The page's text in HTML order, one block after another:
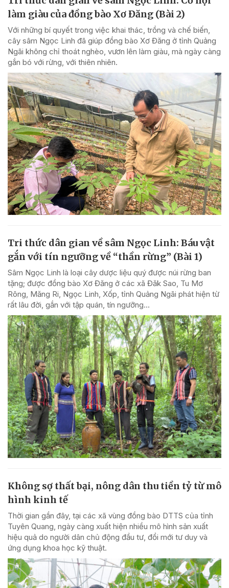
làm giàu của đồng bào Xơ Đăng (Bài 2)
Với những bí quyết trong việc khai thác, trồng và chế biến,
cây sâm Ngọc Linh đã giúp đồng bào Xơ Đăng ở tỉnh Quảng
Ngãi không chỉ thoát nghèo, vươn lên làm giàu, mà ngày càng
gắn bó với rừng, với thiên nhiên.
Tri thức dân gian về sâm Ngọc Linh: Báu vật
gắn với tín ngưỡng về “thần rừng” (Bài 1)
Sâm Ngọc Linh là loại cây dược liệu quý được núi rừng ban
tặng; được đồng bào Xơ Đăng ở các xã Đăk Sao, Tu Mơ
Rông, Măng Ri, Ngọc Linh, Xốp, tỉnh Quảng Ngãi phát hiện từ
rất lâu đời, gắn với tập quán, tín ngưỡng...
Không sợ thất bại, nông dân thu tiền tỷ từ mô
hình kinh tế
Thời gian gần đây, tại các xã vùng đồng bào DTTS của tỉnh
Tuyên Quang, ngày càng xuất hiện nhiều mô hình sản xuất
hiệu quả do người dân chủ động đầu tư, đổi mới tư duy và
ứng dụng khoa học kỹ thuật.